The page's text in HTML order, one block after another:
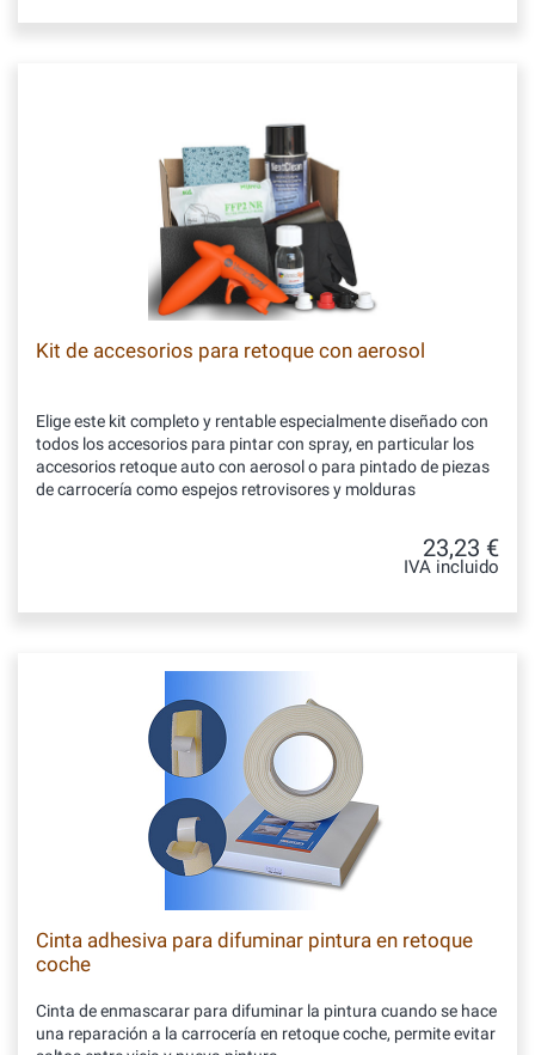
Kit de accesorios para retoque con aerosol
Elige este kit completo y rentable especialmente diseñado con
todos los accesorios para pintar con spray, en particular los
accesorios retoque auto con aerosol o para pintado de piezas
de carrocería como espejos retrovisores y molduras
23,23 €
IVA incluido
Cinta adhesiva para difuminar pintura en retoque
coche
Cinta de enmascarar para difuminar la pintura cuando se hace
una reparación a la carrocería en retoque coche, permite evitar